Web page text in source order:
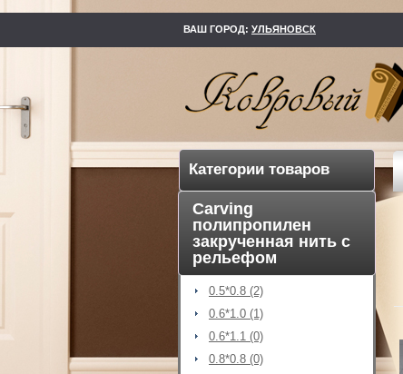
ВАШ ГОРОД: УЛЬЯНОВСК
Категории товаров
Carving
полипропилен
закрученная нить с
рельефом
0.5*0.8 (2)
0.6*1.0 (1)
0.6*1.1 (0)
0.8*0.8 (0)